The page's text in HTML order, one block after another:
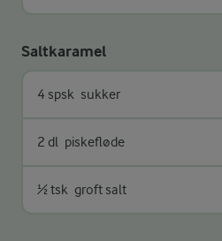
Saltkaramel
4 spsk sukker
2 dl piskefløde
½ tsk groft salt